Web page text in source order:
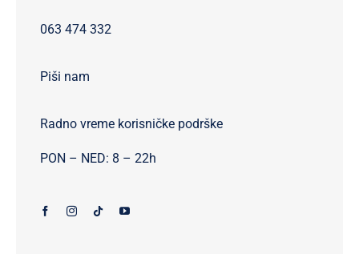
063 474 332
Piši nam
Radno vreme korisničke podrške
PON – NED: 8 – 22h